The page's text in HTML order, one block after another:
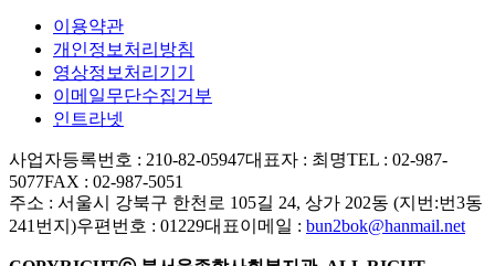
이용약관
개인정보처리방침
영상정보처리기기
이메일무단수집거부
인트라넷
사업자등록번호 : 210-82-05947대표자 : 최명TEL : 02-987-
5077FAX : 02-987-5051
주소 : 서울시 강북구 한천로 105길 24, 상가 202동 (지번:번3동
241번지)우편번호 : 01229대표이메일 : bun2bok@hanmail.net